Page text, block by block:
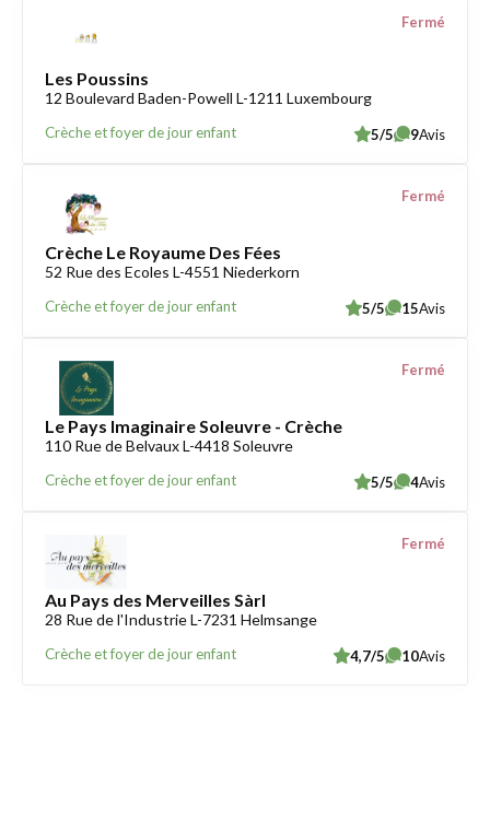
Les Poussins
12 Boulevard Baden-Powell L-1211 Luxembourg
Crèche et foyer de jour enfant
Fermé
5/5 9Avis
Crèche Le Royaume Des Fées
52 Rue des Ecoles L-4551 Niederkorn
Crèche et foyer de jour enfant
Fermé
5/5 15Avis
Le Pays Imaginaire Soleuvre - Crèche
110 Rue de Belvaux L-4418 Soleuvre
Crèche et foyer de jour enfant
Fermé
5/5 4Avis
Au Pays des Merveilles Sàrl
28 Rue de l'Industrie L-7231 Helmsange
Crèche et foyer de jour enfant
Fermé
4,7/5 10Avis